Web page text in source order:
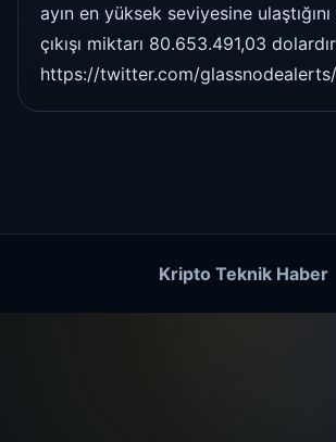
ayın en yüksek seviyesine
çıkışı miktarı 80.653.491,03
https://twitter.com/
Kripto Teknik Haber